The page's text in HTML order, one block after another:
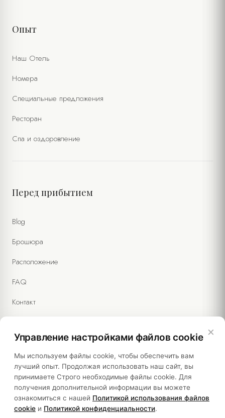
Опыт
Наш Отель
Номера
Специальные предложения
Ресторан
Спа и оздоровление
Перед прибытием
Blog
Брошюра
Расположение
FAQ
Контакт
Правовая информация
Политики
Устойчивость
×
Управление настройками файлов cookie
Мы используем файлы cookie, чтобы обеспечить вам
лучший опыт. Продолжая использовать наш сайт, вы
принимаете Строго необходимые файлы cookie. Для
получения дополнительной информации вы можете
ознакомиться с нашей Политикой использования файлов
cookie и Политикой конфиденциальности.